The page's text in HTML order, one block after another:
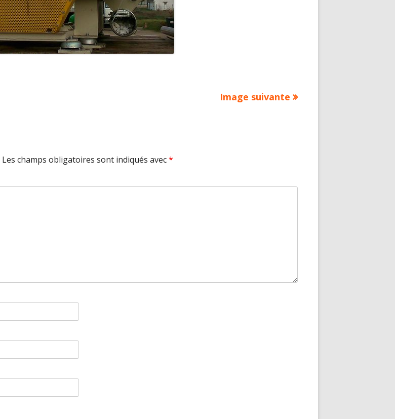
Image suivante
Les champs obligatoires sont indiqués avec*